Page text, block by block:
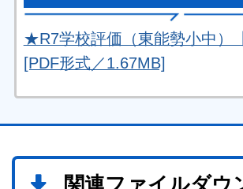
★R7学校評価（東能勢小中）
[PDF形式／1.67MB]
関連ファイルダウ